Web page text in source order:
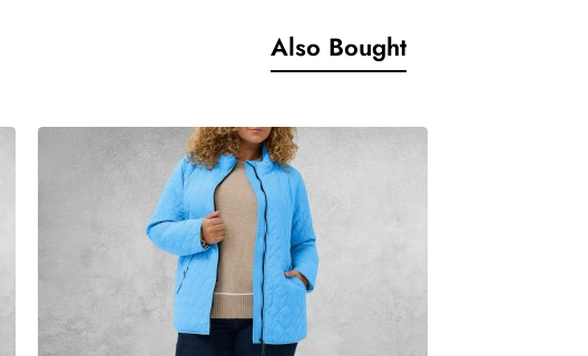
de afmetingen in onderstaande maattabel.
en bestel dan de passende maat.
deze afmetingen en vergelijk deze dan met onze maattabel.
Also Bought